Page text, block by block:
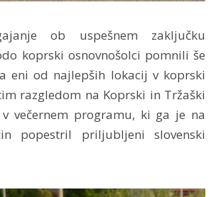
ob uspešnem zaključku
koprski osnovnošolci pomnili še
eni od najlepših lokacij v koprski
razgledom na Koprski in Tržaški
večernem programu, ki ga je na
popestril priljubljeni slovenski